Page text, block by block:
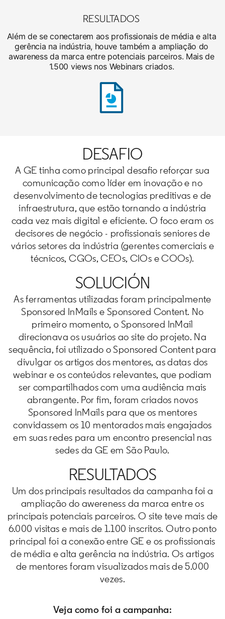
RESULTADOS
Além de se conectarem aos profissionais de média e alta
gerência na indústria, houve também a ampliação do
awareness da marca entre potenciais parceiros. Mais de
1.500 views nos Webinars criados.
DESAFIO
A GE tinha como principal desafio reforçar sua
comunicação como líder em inovação e no
desenvolvimento de tecnologias preditivas e de
infraestrutura, que estão tornando a indústria
cada vez mais digital e eficiente. O foco eram os
decisores de negócio - profissionais seniores de
vários setores da indústria (gerentes comerciais e
técnicos, CGOs, CEOs, CIOs e COOs).
SOLUCIÓN
As ferramentas utilizadas foram principalmente
Sponsored InMails e Sponsored Content. No
primeiro momento, o Sponsored InMail
direcionava os usuários ao site do projeto. Na
sequência, foi utilizado o Sponsored Content para
divulgar os artigos dos mentores, as datas dos
webinar e os conteúdos relevantes, que podiam
ser compartilhados com uma audiência mais
abrangente. Por fim, foram criados novos
Sponsored InMails para que os mentores
convidassem os 10 mentorados mais engajados
em suas redes para um encontro presencial nas
sedes da GE em São Paulo.
RESULTADOS
Um dos principais resultados da campanha foi a
ampliação do awereness da marca entre os
principais potenciais parceiros. O site teve mais de
6.000 visitas e mais de 1.100 inscritos. Outro ponto
principal foi a conexão entre GE e os profissionais
de média e alta gerência na indústria. Os artigos
de mentores foram visualizados mais de 5.000
vezes.
Veja como foi a campanha: